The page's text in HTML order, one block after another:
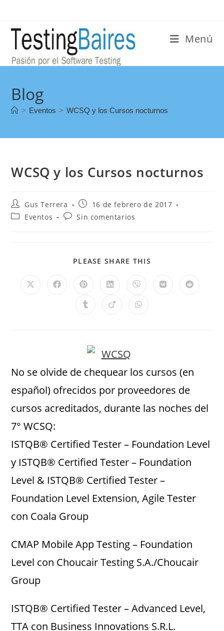
Menú
Blog
> Eventos > WCSQ y los Cursos nocturnos
WCSQ y los Cursos nocturnos
Gus Terrera
16 de febrero de 2017
Eventos
Sin comentarios
PLEASE SHARE THIS
No se olvide de chequear los cursos (en
español) ofrecidos por proveedores de
cursos acreditados, durante las noches del
7° WCSQ:
ISTQB® Certified Tester – Foundation Level
y ISTQB® Certified Tester – Foundation
Level & ISTQB® Certified Tester –
Foundation Level Extension, Agile Tester
con Coala Group
CMAP Mobile App Testing – Foundation
Level con Choucair Testing S.A./Choucair
Group
ISTQB® Certified Tester – Advanced Level,
TTA con Business Innovations S.R.L.